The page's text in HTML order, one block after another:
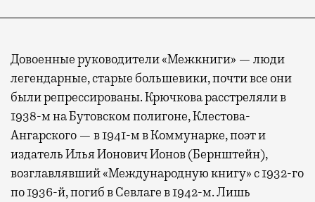
Довоенные руководители «Межкниги» — люди
легендарные, старые большевики, почти все они
были репрессированы. Крючкова расстреляли в
1938-м на Бутовском полигоне, Клестова-
Ангарского — в 1941-м в Коммунарке, поэт и
издатель Илья Ионович Ионов (Бернштейн),
возглавлявший «Международную книгу» с 1932-го
по 1936-й, погиб в Севлаге в 1942-м. Лишь